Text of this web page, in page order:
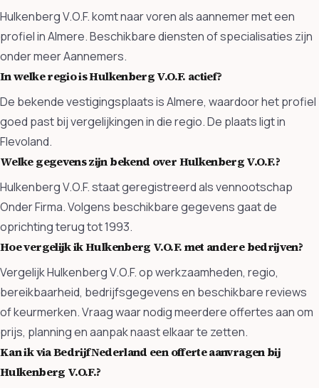
Hulkenberg V.O.F. komt naar voren als aannemer met een
profiel in Almere. Beschikbare diensten of specialisaties zijn
onder meer Aannemers.
In welke regio is Hulkenberg V.O.F. actief?
De bekende vestigingsplaats is Almere, waardoor het profiel
goed past bij vergelijkingen in die regio. De plaats ligt in
Flevoland.
Welke gegevens zijn bekend over Hulkenberg V.O.F.?
Hulkenberg V.O.F. staat geregistreerd als vennootschap
Onder Firma. Volgens beschikbare gegevens gaat de
oprichting terug tot 1993.
Hoe vergelijk ik Hulkenberg V.O.F. met andere bedrijven?
Vergelijk Hulkenberg V.O.F. op werkzaamheden, regio,
bereikbaarheid, bedrijfsgegevens en beschikbare reviews
of keurmerken. Vraag waar nodig meerdere offertes aan om
prijs, planning en aanpak naast elkaar te zetten.
Kan ik via BedrijfNederland een offerte aanvragen bij
Hulkenberg V.O.F.?